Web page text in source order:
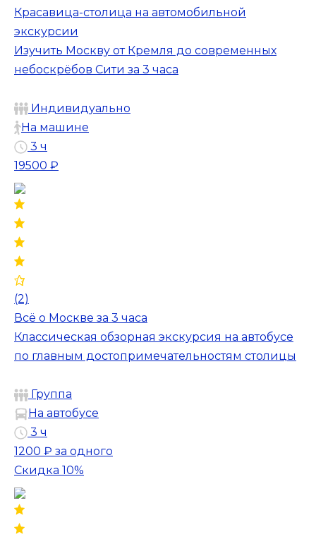
Красавица-столица на автомобильной
экскурсии
Изучить Москву от Кремля до современных
небоскрёбов Сити за 3 часа
Индивидуально
На машине
3 ч
19500 ₽
(2)
Всё о Москве за 3 часа
Классическая обзорная экскурсия на автобусе
по главным достопримечательностям столицы
Группа
На автобусе
3 ч
1200 ₽ за одного
Скидка 10%